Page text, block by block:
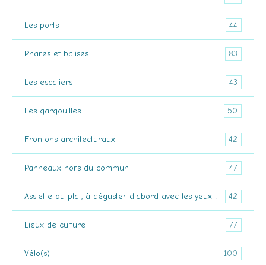
Les ports 44
Phares et balises 83
Les escaliers 43
Les gargouilles 50
Frontons architecturaux 42
Panneaux hors du commun 47
Assiette ou plat, à déguster d'abord avec les yeux ! 42
Lieux de culture 77
Vélo(s) 100